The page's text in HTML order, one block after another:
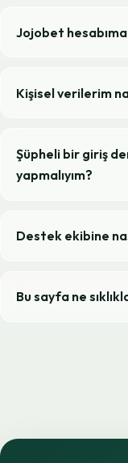
Jojobet
Kişisel verilerim
Şüpheli bir giriş
yapmalıyım?
Destek ekibine
Bu sayfa ne